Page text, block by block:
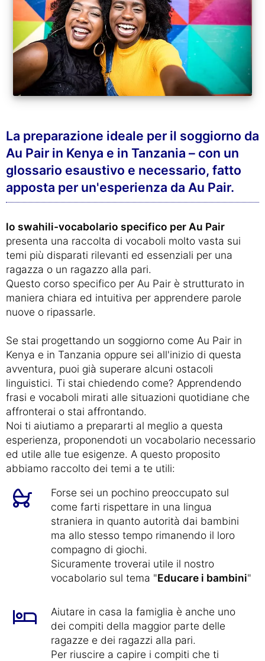
La preparazione ideale per il soggiorno da
Au Pair in Kenya e in Tanzania – con un
glossario esaustivo e necessario, fatto
apposta per un'esperienza da Au Pair.
lo swahili-vocabolario specifico per Au Pair
presenta una raccolta di vocaboli molto vasta sui
temi più disparati rilevanti ed essenziali per una
ragazza o un ragazzo alla pari.
Questo corso specifico per Au Pair è strutturato in
maniera chiara ed intuitiva per apprendere parole
nuove o ripassarle.
Se stai progettando un soggiorno come Au Pair in
Kenya e in Tanzania oppure sei all'inizio di questa
avventura, puoi già superare alcuni ostacoli
linguistici. Ti stai chiedendo come? Apprendendo
frasi e vocaboli mirati alle situazioni quotidiane che
affronterai o stai affrontando.
Noi ti aiutiamo a prepararti al meglio a questa
esperienza, proponendoti un vocabolario necessario
ed utile alle tue esigenze. A questo proposito
abbiamo raccolto dei temi a te utili:
Forse sei un pochino preoccupato sul
come farti rispettare in una lingua
straniera in quanto autorità dai bambini
ma allo stesso tempo rimanendo il loro
compagno di giochi.
Sicuramente troverai utile il nostro
vocabolario sul tema "Educare i bambini"
Aiutare in casa la famiglia è anche uno
dei compiti della maggior parte delle
ragazze e dei ragazzi alla pari.
Per riuscire a capire i compiti che ti